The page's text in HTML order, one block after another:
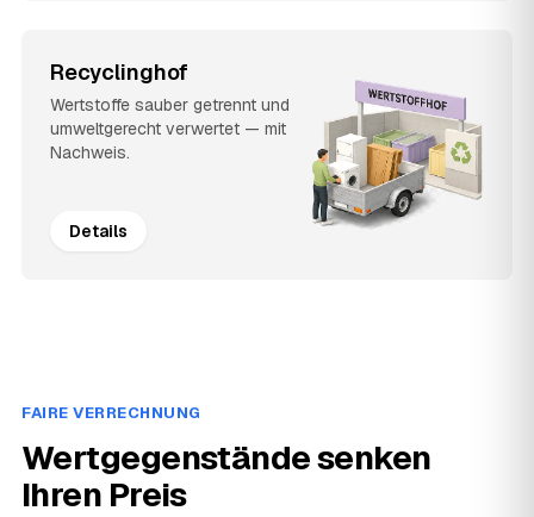
Recyclinghof
Wertstoffe sauber getrennt und
umweltgerecht verwertet — mit
Nachweis.
Details
FAIRE VERRECHNUNG
Wertgegenstände senken
Ihren Preis